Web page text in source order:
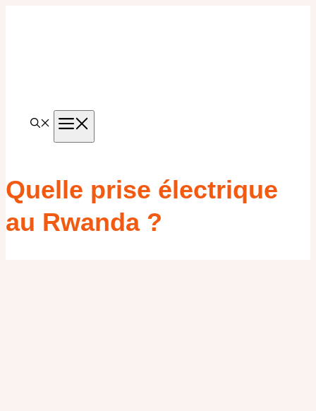
Quelle prise électrique
au Rwanda ?